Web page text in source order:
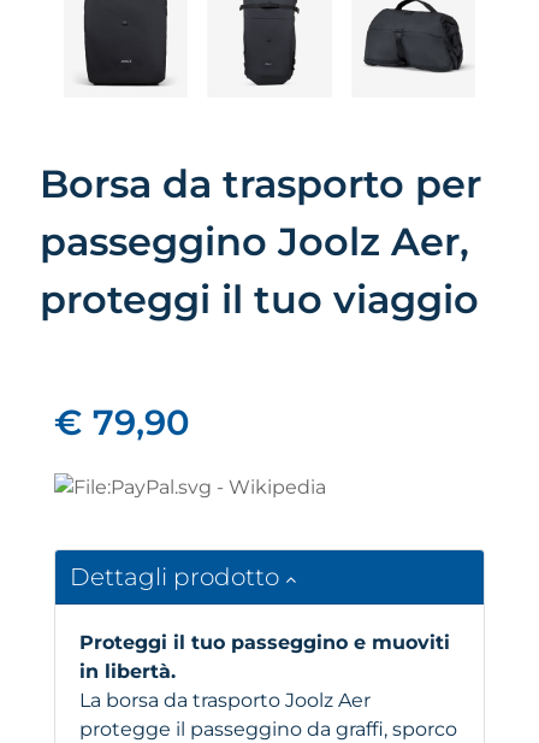
Borsa da trasporto per
passeggino Joolz Aer,
proteggi il tuo viaggio
€ 79,90
Dettagli prodotto
Proteggi il tuo passeggino e muoviti
in libertà.
La borsa da trasporto Joolz Aer
protegge il passeggino da graffi, sporco